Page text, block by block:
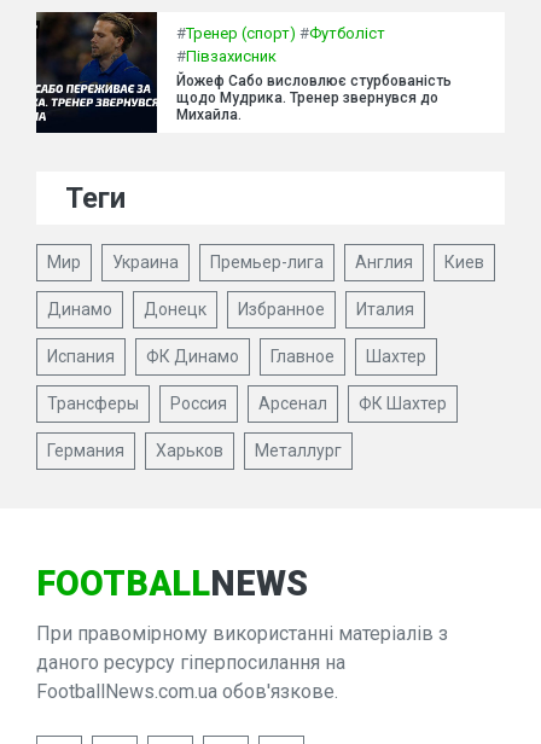
#Тренер (спорт) #Футболіст
#Півзахисник
Йожеф Сабо висловлює стурбованість
щодо Мудрика. Тренер звернувся до
Михайла.
Теги
Мир Украина Премьер-лига Англия Киев
Динамо Донецк Избранное Италия
Испания ФК Динамо Главное Шахтер
Трансферы Россия Арсенал ФК Шахтер
Германия Харьков Металлург
FOOTBALLNEWS
При правомірному використанні матеріалів з
даного ресурсу гіперпосилання на
FootballNews.com.ua обов'язкове.